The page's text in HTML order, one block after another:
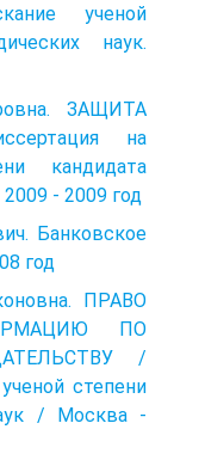
ученой
наук.
ЗАЩИТА
на
кандидата
- 2009 год
Банковское
год
ПРАВО
ПО
/
степени
/ Москва -